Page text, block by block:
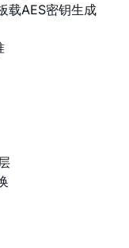
载AES密钥生成